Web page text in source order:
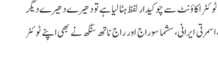
اکاؤنٹ سے چوکیدار لفظ ہٹا لیا ہے تو دھیرے دھیرے دیگر
ایرانی، سشما سوراج اور راج ناتھ سنگھ نے بھی اپنے ٹوئٹر